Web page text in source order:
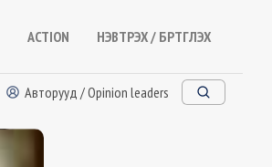
ACTION НЭВТРЭХ / БҮРТГҮҮЛЭХ
Авторууд / Opinion leaders